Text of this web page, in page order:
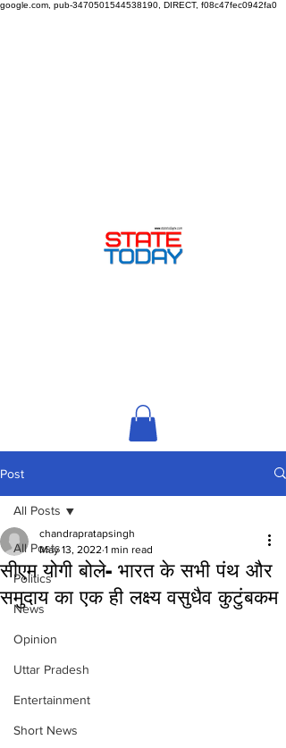
google.com, pub-3470501544538190, DIRECT, f08c47fec0942fa0
Post
All Posts
Politics
News
Opinion
Uttar Pradesh
Entertainment
Short News
All Posts
सीएम योगी बोले- भारत के सभी पंथ और
समुदाय का एक ही लक्ष्य वसुधैव कुटुंबकम
chandrapratapsingh
May 13, 2022 1 min read